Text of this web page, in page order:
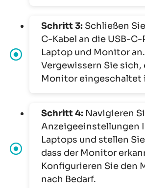
Schritt 3: Schließen
C-Kabel an die USB-C-
Laptop und Monitor an.
Vergewissern Sie sich,
Monitor eingeschaltet
Schritt 4: Navigieren
Anzeigeeinstellungen
Laptops und stellen
dass der Monitor
Konfigurieren Sie den
nach Bedarf.